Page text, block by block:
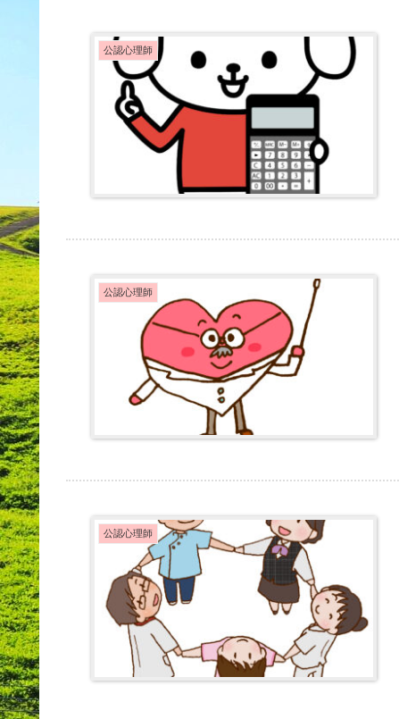
公認心理師
公認心理師
公認心理師